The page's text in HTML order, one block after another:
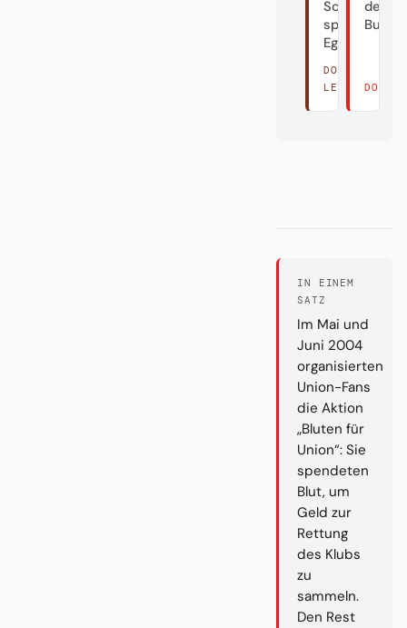
Schön
spielen?
Egal.
DORT
LESEN →
der
DORT
IN EINEM
SATZ
Im Mai und
Juni 2004
organisierten
Union-Fans
die Aktion
„Bluten für
Union“: Sie
spendeten
Blut, um
Geld zur
Rettung
des Klubs
zu
sammeln.
Den Rest